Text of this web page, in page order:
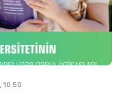
10:50